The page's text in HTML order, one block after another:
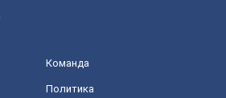
Команда
Политика